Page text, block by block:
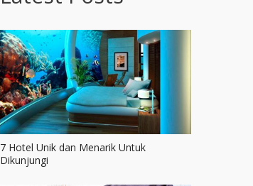
7 Hotel Unik dan Menarik Untuk
Dikunjungi